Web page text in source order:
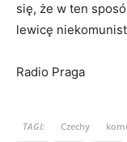
się, że w ten
lewicę
Radio Praga
TAGI: Czechy